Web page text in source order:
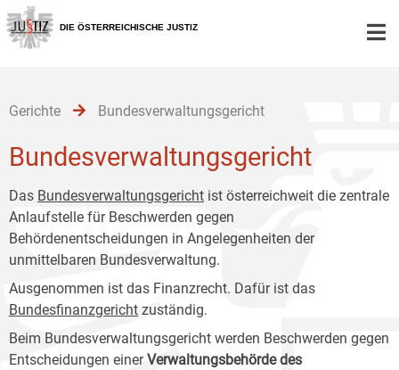
Zur
Hauptnavigation
[1]
Zum
Inhalt
[2]
Zum
Untermenü
[3]
DIE ÖSTERREICHISCHE JUSTIZ
Gerichte Bundesverwaltungsgericht
Bundesverwaltungsgericht
Das Bundesverwaltungsgericht ist österreichweit die zentrale
Anlaufstelle für Beschwerden gegen
Behördenentscheidungen in Angelegenheiten der
unmittelbaren Bundesverwaltung.
Ausgenommen ist das Finanzrecht. Dafür ist das
Bundesfinanzgericht zuständig.
Beim Bundesverwaltungsgericht werden Beschwerden gegen
Entscheidungen einerVerwaltungsbehörde des